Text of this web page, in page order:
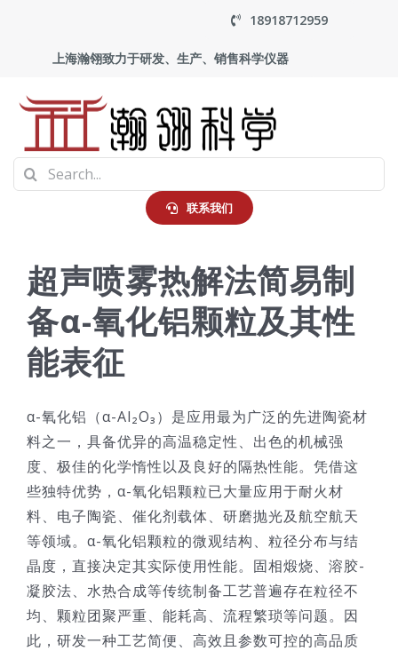
content
18918712959
上海瀚翎致力于研发、生产、销售科学仪器
首页
应用
走进瀚翎
技术服务
公司新闻
Search
for:
联系我们
超声喷雾热解法简易制
备α-氧化铝颗粒及其性
能表征
α-氧化铝（α-Al₂O₃）是应用最为广泛的先进陶瓷材
料之一，具备优异的高温稳定性、出色的机械强
度、极佳的化学惰性以及良好的隔热性能。凭借这
些独特优势，α-氧化铝颗粒已大量应用于耐火材
料、电子陶瓷、催化剂载体、研磨抛光及航空航天
等领域。α-氧化铝颗粒的微观结构、粒径分布与结
晶度，直接决定其实际使用性能。固相煅烧、溶胶-
凝胶法、水热合成等传统制备工艺普遍存在粒径不
均、颗粒团聚严重、能耗高、流程繁琐等问题。因
此，研发一种工艺简便、高效且参数可控的高品质